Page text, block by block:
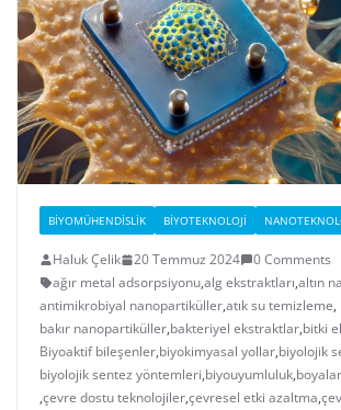
BIYOMÜHENDISLIK BIYOTEKNOLOJI
Haluk Çelik 20 Temmuz 2024
0 Comments
ağır metal adsorpsiyonu,alg ekstraktları,altın
antimikrobiyal nanopartiküller,atık su temizleme,
bakır nanopartiküller,bakteriyel ekstraktlar,bitki
Biyoaktif bileşenler,biyokimyasal yollar,biyolojik
biyolojik sentez yöntemleri,biyouyumluluk,
,çevre dostu teknolojiler,çevresel etki azaltma,